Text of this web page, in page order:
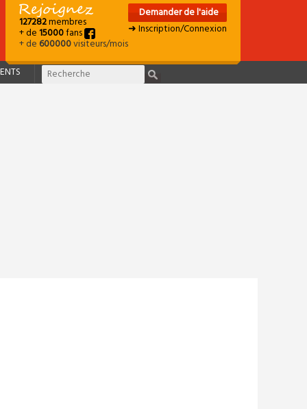
127282membres
+ de15000fans
+ de600000visiteurs/mois
Demander de l'aide
➜ Inscription/Connexion